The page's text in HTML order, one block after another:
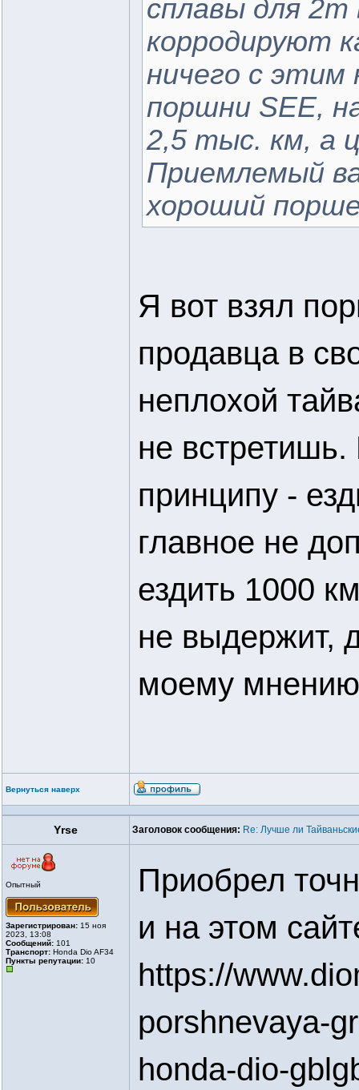
сплавы для 2т
корродируют
ничего с этим
поршни SEE,
2,5 тыс. км, а
Приемлемый
хороший
Я вот взял
продавца в
неплохой
не встретишь.
принципу -
главное не
ездить 1000
не выдержит,
моему мнению
Вернуться наверх
Yrse Заголовок сообщения: Re: Лучше ли
Опытный
Зарегистрирован: 15 ноя
2023, 13:08
Сообщений: 101
Транспорт: Honda Dio AF34
Пункты репутации: 10
Приобрел
и на этом
https://
porshnevaya-
honda-dio-